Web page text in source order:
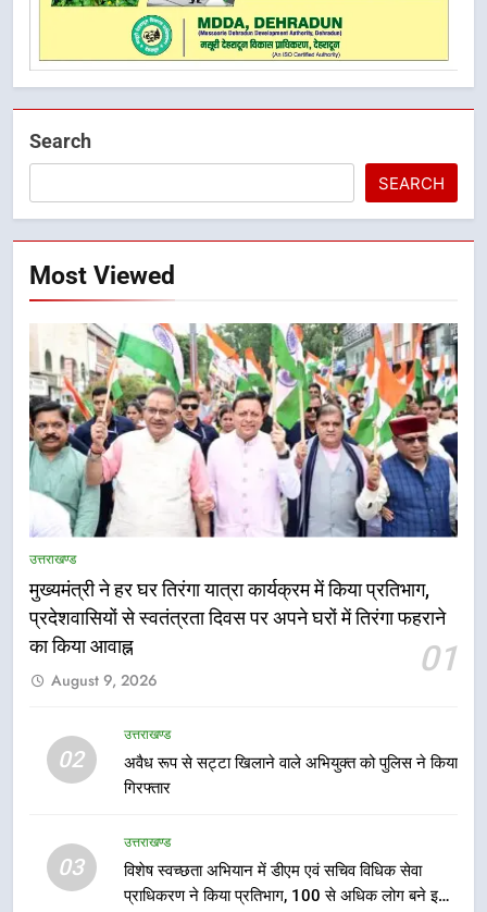
Search
SEARCH
Most Viewed
उत्तराखण्ड
मुख्यमंत्री ने हर घर तिरंगा यात्रा कार्यक्रम में किया प्रतिभाग,
प्रदेशवासियों से स्वतंत्रता दिवस पर अपने घरों में तिरंगा फहराने
का किया आवाह्न
01
August 9, 2026
02
उत्तराखण्ड
अवैध रूप से सट्टा खिलाने वाले अभियुक्त को पुलिस ने किया
गिरफ्तार
03
उत्तराखण्ड
विशेष स्वच्छता अभियान में डीएम एवं सचिव विधिक सेवा
प्राधिकरण ने किया प्रतिभाग, 100 से अधिक लोग बने इस
5
तकनीकी शिक्षा विभाग प्रदेशभर में
उत्तराखण्ड
6
होंगे देशभक्ति के विविध कार्यक्रम
उत्तराखण्ड